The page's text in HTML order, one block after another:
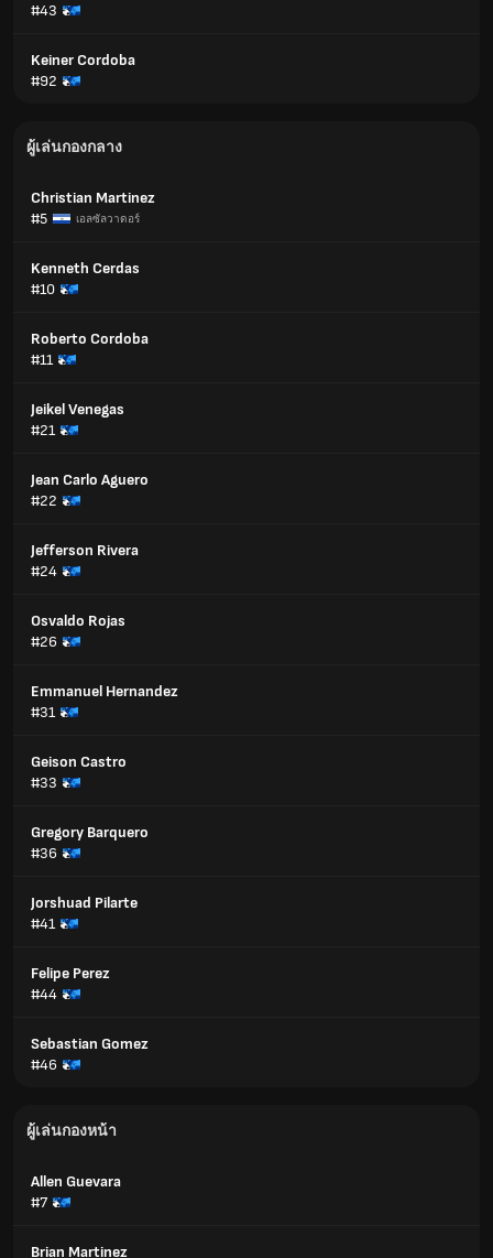
#43
Keiner Cordoba
#92
ผู้เล่นกองกลาง
Christian Martinez
#5
เอลซัลวาดอร์
Kenneth Cerdas
#10
Roberto Cordoba
#11
Jeikel Venegas
#21
Jean Carlo Aguero
#22
Jefferson Rivera
#24
Osvaldo Rojas
#26
Emmanuel Hernandez
#31
Geison Castro
#33
Gregory Barquero
#36
Jorshuad Pilarte
#41
Felipe Perez
#44
Sebastian Gomez
#46
ผู้เล่นกองหน้า
Allen Guevara
#7
Brian Martinez